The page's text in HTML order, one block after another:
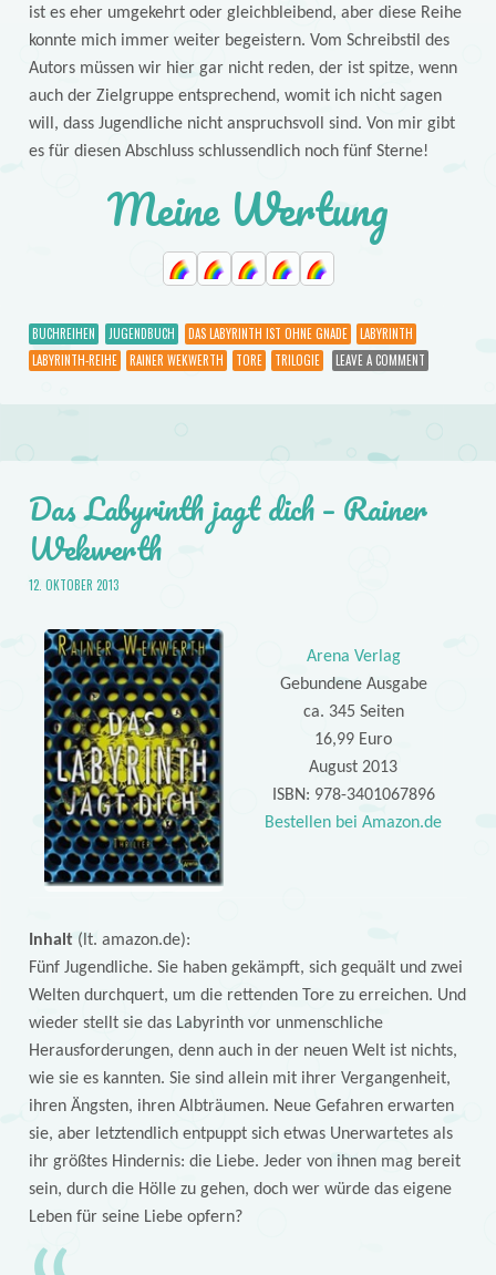
ist es eher umgekehrt oder gleichbleibend, aber diese Reihe
konnte mich immer weiter begeistern. Vom Schreibstil des
Autors müssen wir hier gar nicht reden, der ist spitze, wenn
auch der Zielgruppe entsprechend, womit ich nicht sagen
will, dass Jugendliche nicht anspruchsvoll sind. Von mir gibt
es für diesen Abschluss schlussendlich noch fünf Sterne!
Meine Wertung
BUCHREIHEN JUGENDBUCH DAS LABYRINTH IST OHNE GNADE
LABYRINTH
LABYRINTH-REIHE
RAINER WEKWERTH TORE TRILOGIE LEAVE A COMMENT
Das Labyrinth jagt dich – Rainer
Wekwerth
12. OKTOBER 2013
Arena Verlag
Gebundene Ausgabe
ca. 345 Seiten
16,99 Euro
August 2013
ISBN: 978-3401067896
Bestellen bei Amazon.de
Inhalt (lt. amazon.de):
Fünf Jugendliche. Sie haben gekämpft, sich gequält und zwei
Welten durchquert, um die rettenden Tore zu erreichen. Und
wieder stellt sie das Labyrinth vor unmenschliche
Herausforderungen, denn auch in der neuen Welt ist nichts,
wie sie es kannten. Sie sind allein mit ihrer Vergangenheit,
ihren Ängsten, ihren Albträumen. Neue Gefahren erwarten
sie, aber letztendlich entpuppt sich etwas Unerwartetes als
ihr größtes Hindernis: die Liebe. Jeder von ihnen mag bereit
sein, durch die Hölle zu gehen, doch wer würde das eigene
Leben für seine Liebe opfern?